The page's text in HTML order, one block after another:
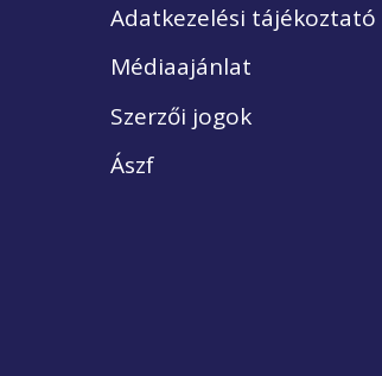
Adatkezelési tájékoztató
Médiaajánlat
Szerzői jogok
Ászf